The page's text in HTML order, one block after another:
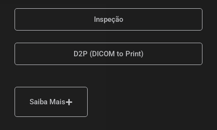
Inspeção
D2P (DICOM to Print)
Saiba Mais